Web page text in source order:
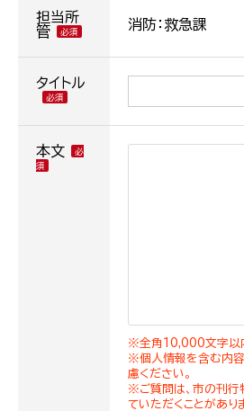
担当所
管
消防：救急課
タイトル
本文
※全角10,000文字以
※個人情報を含む内
慮ください。
※ご質問は、市の刊行
ていただくことがあり